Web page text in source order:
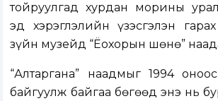
тойруулгад хурдан морины
эд хэрэглэлийн үзэсгэлэн
зүйн музейд “Ёохорын шөнө”
“Алтаргана” наадмыг 1994
байгуулж байгаа бөгөөд энэ нь